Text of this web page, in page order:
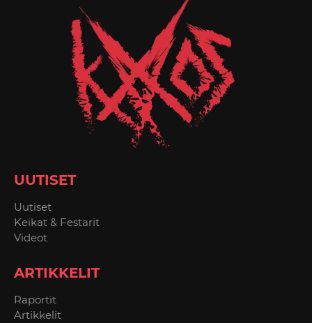
UUTISET
Uutiset
Keikat & Festarit
Videot
ARTIKKELIT
Raportit
Artikkelit